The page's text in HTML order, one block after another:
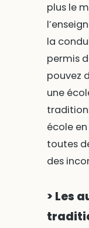
plus le
la
permis
pouvez
une
école
toutes
des
> Les